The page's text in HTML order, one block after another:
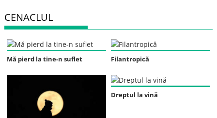
CENACLUL
Mă pierd la tine-n suflet Filantropică
Dreptul la vină